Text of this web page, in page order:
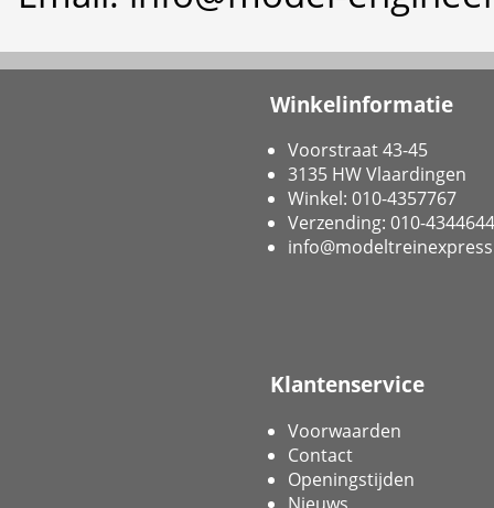
Winkelinformatie
Voorstraat 43-45
3135 HW Vlaardingen
Winkel: 010-4357767
Verzending: 010-4344644
Klantenservice
Voorwaarden
Contact
Openingstijden